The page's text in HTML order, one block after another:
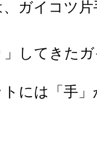
ガイコツ
してきた
には「手